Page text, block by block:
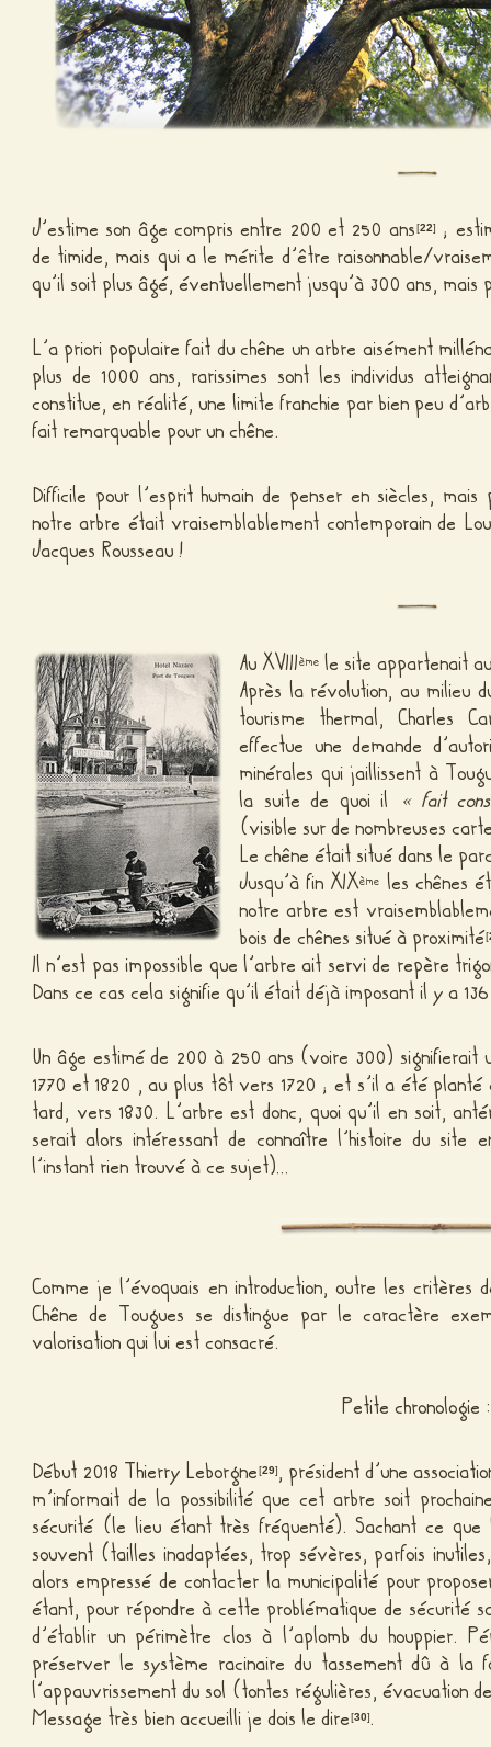
J’estime son âge compris entre 200 et 250 ans[22]
;
de timide, mais qui a le mérite d’être raisonnable/
qu’il soit plus âgé, éventuellement jusqu’à 300 ans,
L’a priori populaire fait du chêne un arbre aisément
plus de 1000 ans, rarissimes sont les individus
constitue, en réalité, une limite franchie par bien peu
fait remarquable pour un chêne.
Difficile pour l’esprit humain de penser en siècles,
notre arbre était vraisemblablement contemporain de
Jacques Rousseau !
Au XVIIIème le site appartenait
Après la révolution, au milieu
tourisme thermal, Charles
effectue une demande
minérales qui jaillissent à
la suite de quoi il « fait
(visible sur de nombreuses
Le chêne était situé dans le
Jusqu’à fin XIXème les chênes
notre arbre est
bois de chênes situé à proximité[
Il n’est pas impossible que l’arbre ait servi de repère
Dans ce cas cela signifie qu’il était déjà imposant il y a
Un âge estimé de 200 à 250 ans (voire 300) signifierait
1770 et 1820 , au plus tôt vers 1720 ; et s’il a été
tard, vers 1830. L’arbre est donc, quoi qu’il en soit,
serait alors intéressant de connaître l’histoire du
l’instant rien trouvé à ce sujet)…
Comme je l’évoquais en introduction, outre les critères
Chêne de Tougues se distingue par le caractère
valorisation qui lui est consacré.
Petite chronologie :
Début 2018 Thierry Leborgne[29], président d’une
m’informait de la possibilité que cet arbre soit
sécurité (le lieu étant très fréquenté). Sachant ce
souvent (tailles inadaptées, trop sévères, parfois
alors empressé de contacter la municipalité pour
étant, pour répondre à cette problématique de sécurité
d’établir un périmètre clos à l’aplomb du houppier.
préserver le système racinaire du tassement dû à la
l’appauvrissement du sol (tontes régulières, évacuation
Message très bien accueilli je dois le dire[30].